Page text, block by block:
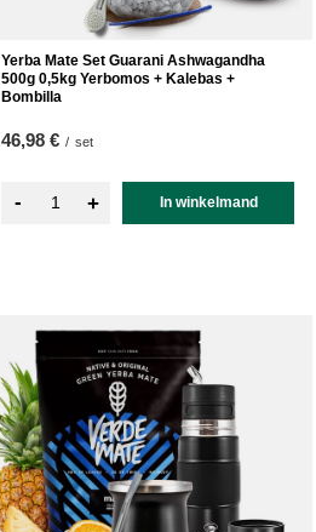
Yerba Mate Set Guarani Ashwagandha
500g 0,5kg Yerbomos + Kalebas +
Bombilla
46,98 € / set
- + In winkelmand